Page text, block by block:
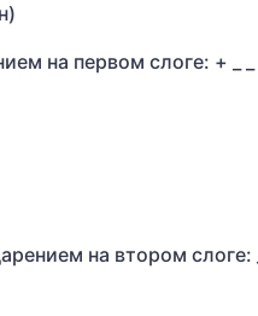
на первом слоге: + _ _ |
на втором слоге: _